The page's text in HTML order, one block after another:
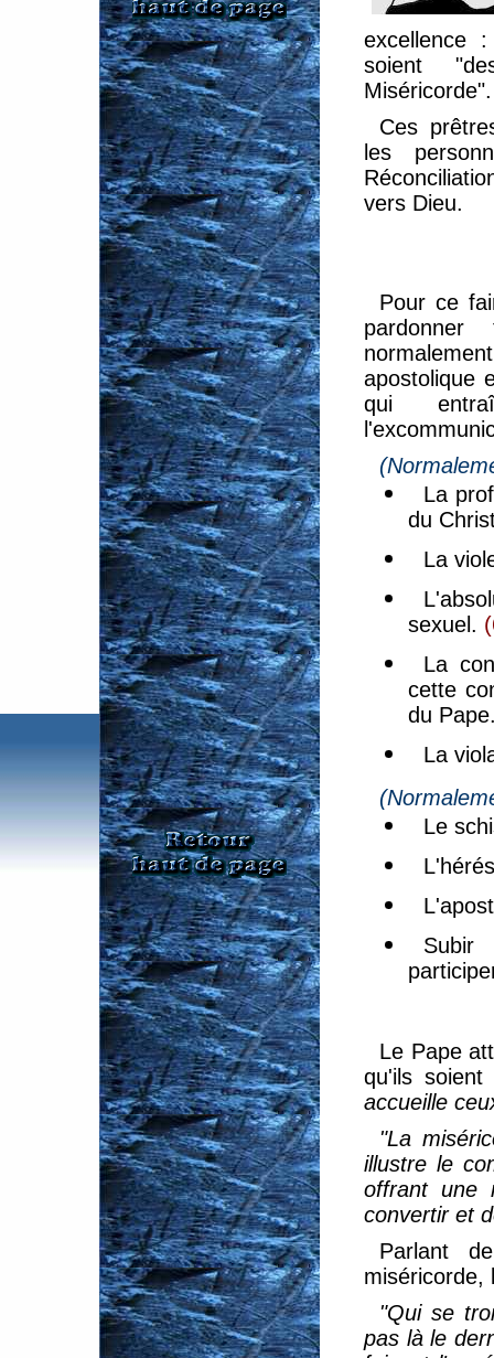
excellence
soient
Miséricorde".
Ces
les
vers Dieu.
Pour ce
apostolique
qui
La
du
La
sexuel.
La
cette
du
La
Le
Subir
Le Pape
qu'ils soient
accueille
"La
illustre le
offrant une
convertir et
Parlant
miséricorde,
"Qui se
pas là le